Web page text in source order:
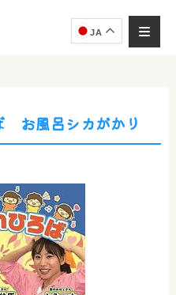
JA
お風呂シカがかり
ェルジュです。